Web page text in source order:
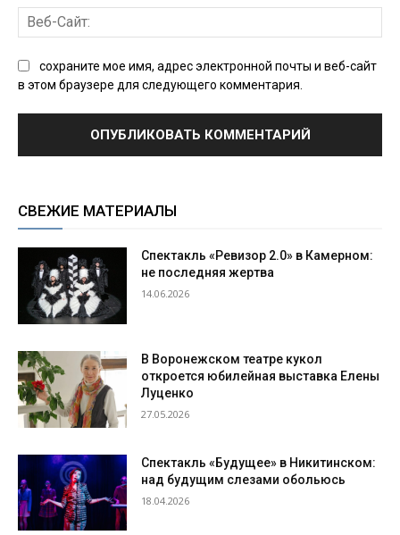
сохраните мое имя, адрес электронной почты и веб-сайт
в этом браузере для следующего комментария.
СВЕЖИЕ МАТЕРИАЛЫ
Спектакль «Ревизор 2.0» в Камерном:
не последняя жертва
14.06.2026
В Воронежском театре кукол
откроется юбилейная выставка Елены
Луценко
27.05.2026
Спектакль «Будущее» в Никитинском:
над будущим слезами обольюсь
18.04.2026